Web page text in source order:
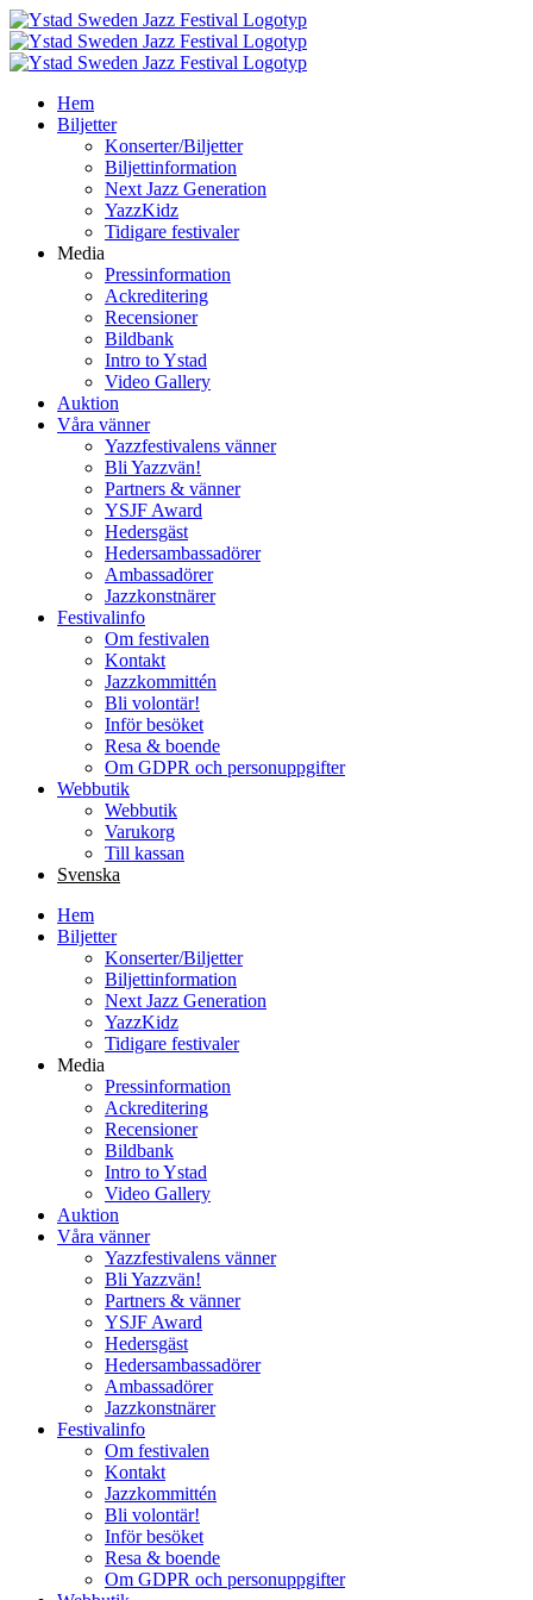
Fortsätt
till
innehållet
Hem
Biljetter
Konserter/Biljetter
Biljettinformation
Next Jazz Generation
YazzKidz
Tidigare festivaler
Media
Pressinformation
Ackreditering
Recensioner
Bildbank
Intro to Ystad
Video Gallery
Auktion
Våra vänner
Yazzfestivalens vänner
Bli Yazzvän!
Partners & vänner
YSJF Award
Hedersgäst
Hedersambassadörer
Ambassadörer
Jazzkonstnärer
Festivalinfo
Om festivalen
Kontakt
Jazzkommittén
Bli volontär!
Inför besöket
Resa & boende
Om GDPR och personuppgifter
Webbutik
Webbutik
Varukorg
Till kassan
Svenska
Hem
Biljetter
Konserter/Biljetter
Biljettinformation
Next Jazz Generation
YazzKidz
Tidigare festivaler
Media
Pressinformation
Ackreditering
Recensioner
Bildbank
Intro to Ystad
Video Gallery
Auktion
Våra vänner
Yazzfestivalens vänner
Bli Yazzvän!
Partners & vänner
YSJF Award
Hedersgäst
Hedersambassadörer
Ambassadörer
Jazzkonstnärer
Festivalinfo
Om festivalen
Kontakt
Jazzkommittén
Bli volontär!
Inför besöket
Resa & boende
Om GDPR och personuppgifter